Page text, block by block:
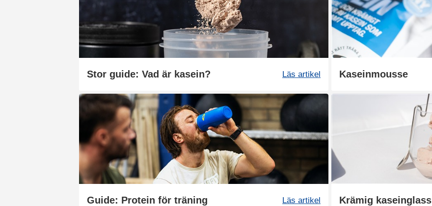
Stor guide: Vad är kasein? Läs artikel Kaseinmousse
Guide: Protein för träning Läs artikel Krämig kaseinglass